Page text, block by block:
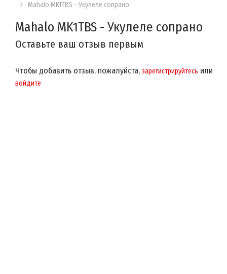
Mahalo MK1TBS - Укулеле сопрано
Mahalo MK1TBS - Укулеле сопрано
Оставьте ваш отзыв первым
Чтобы добавить отзыв, пожалуйста, зарегистрируйтесь или
войдите